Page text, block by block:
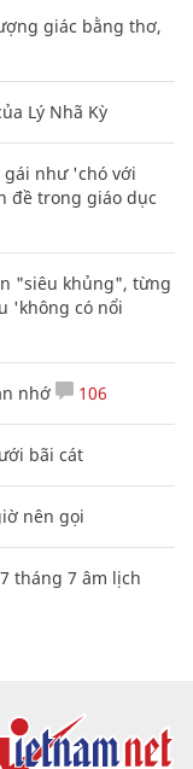
giác bằng thơ,
Lý Nhã Kỳ
gái như 'chó với
đề trong giáo dục
"siêu khủng", từng
'không có nổi
nhớ 106
bãi cát
nên gọi
tháng 7 âm lịch